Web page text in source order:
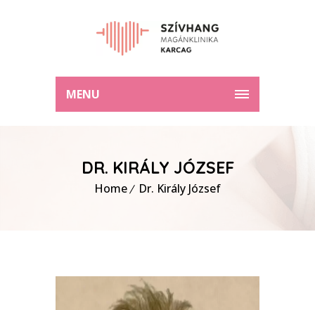
MENU
DR. KIRÁLY JÓZSEF
Home Dr. Király József